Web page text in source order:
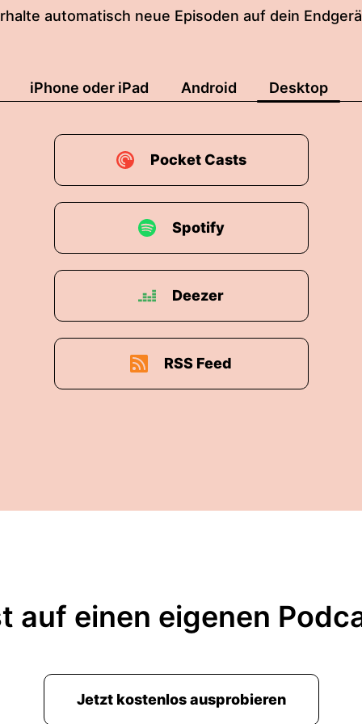
automatisch neue Episoden auf dein
iPhone oder iPad Android Desktop
Pocket Casts
Spotify
Deezer
RSS Feed
auf einen eigenen
Jetzt kostenlos ausprobieren